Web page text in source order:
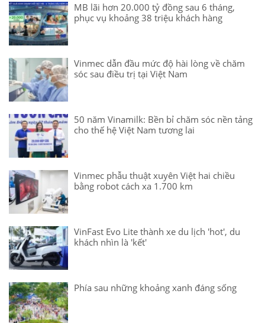
MB lãi hơn 20.000 tỷ đồng sau 6 tháng,
phục vụ khoảng 38 triệu khách hàng
Vinmec dẫn đầu mức độ hài lòng về chăm
sóc sau điều trị tại Việt Nam
50 năm Vinamilk: Bền bỉ chăm sóc nền tảng
cho thế hệ Việt Nam tương lai
Vinmec phẫu thuật xuyên Việt hai chiều
bằng robot cách xa 1.700 km
VinFast Evo Lite thành xe du lịch 'hot', du
khách nhìn là 'kết'
Phía sau những khoảng xanh đáng sống